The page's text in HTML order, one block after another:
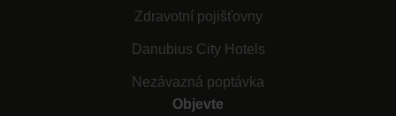
Zdravotní pojišťovny
Danubius City Hotels
Nezávazná poptávka
Objevte